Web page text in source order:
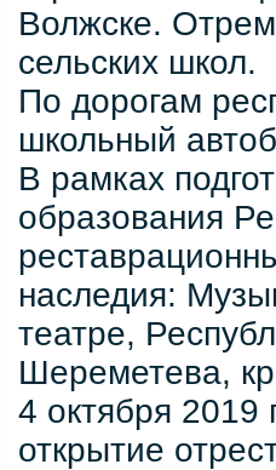
Волжске.
сельских школ.
По дорогам
школьный
В рамках
образования
наследия:
театре,
Шереметева,
4 октября 2019
открытие